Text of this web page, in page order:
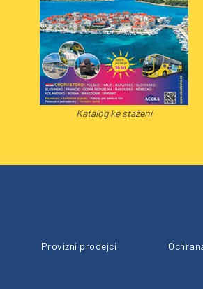
Katalog ke stažení
Provizní prodejci